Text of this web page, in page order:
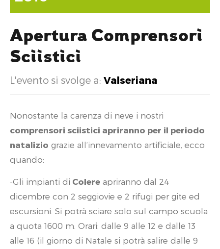
Apertura Comprensori
Sciistici
L'evento si svolge a: Valseriana
Nonostante la carenza di neve i nostri
comprensori sciistici apriranno per il periodo
natalizio grazie all’innevamento artificiale, ecco
quando:
-Gli impianti di Colere apriranno dal 24
dicembre con 2 seggiovie e 2 rifugi per gite ed
escursioni. Si potrà sciare solo sul campo scuola
a quota 1600 m. Orari: dalle 9 alle 12 e dalle 13
alle 16 (il giorno di Natale si potrà salire dalle 9